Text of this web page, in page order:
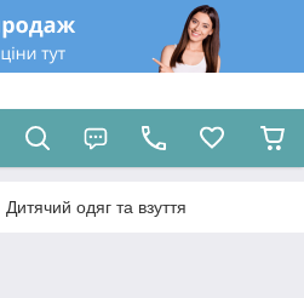
Дитячий одяг та взуття